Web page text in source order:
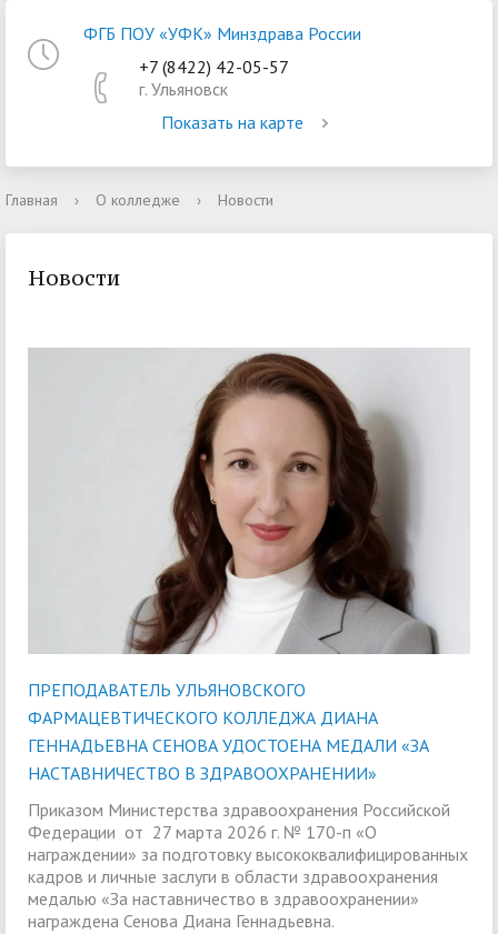
ФГБ ПОУ «УФК» Минздрава России
+7 (8422) 42-05-57
г. Ульяновск
Показать на карте
Главная › О колледже › Новости
Новости
ПРЕПОДАВАТЕЛЬ УЛЬЯНОВСКОГО
ФАРМАЦЕВТИЧЕСКОГО КОЛЛЕДЖА ДИАНА
ГЕННАДЬЕВНА СЕНОВА УДОСТОЕНА МЕДАЛИ «ЗА
НАСТАВНИЧЕСТВО В ЗДРАВООХРАНЕНИИ»
Приказом Министерства здравоохранения Российской
Федерации от 27 марта 2026 г. № 170-п «О
награждении» за подготовку высококвалифицированных
кадров и личные заслуги в области здравоохранения
медалью «За наставничество в здравоохранении»
награждена Сенова Диана Геннадьевна.